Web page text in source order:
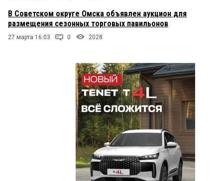
В Советском округе Омска объявлен аукцион для
размещения сезонных торговых павильонов
27 марта 16:03 0 2028